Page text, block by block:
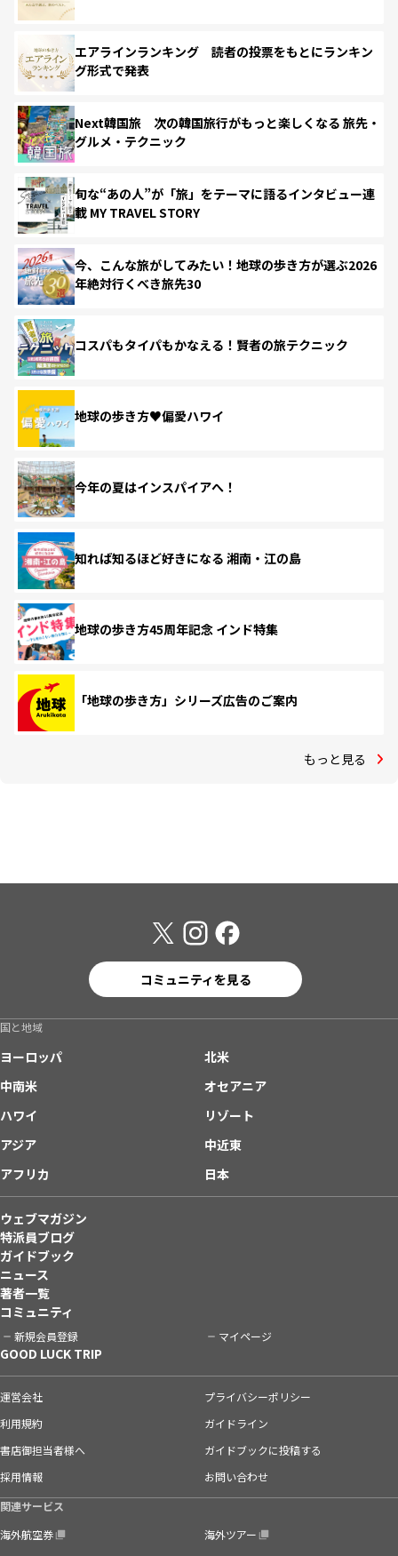
エアラインランキング 読者の投票をもとにランキン
グ形式で発表
Next韓国旅 次の韓国旅行がもっと楽しくなる 旅先・
グルメ・テクニック
旬な“あの人”が「旅」をテーマに語るインタビュー連
載 MY TRAVEL STORY
今、こんな旅がしてみたい！地球の歩き方が選ぶ2026
年絶対行くべき旅先30
コスパもタイパもかなえる！賢者の旅テクニック
地球の歩き方♥偏愛ハワイ
今年の夏はインスパイアへ！
知れば知るほど好きになる 湘南・江の島
地球の歩き方45周年記念 インド特集
「地球の歩き方」シリーズ広告のご案内
もっと見る
コミュニティを見る
国と地域
ヨーロッパ
北米
中南米
オセアニア
ハワイ
リゾート
アジア
中近東
アフリカ
日本
ウェブマガジン
特派員ブログ
ガイドブック
ニュース
著者一覧
コミュニティ
新規会員登録 マイページ
GOOD LUCK TRIP
運営会社
プライバシーポリシー
利用規約
ガイドライン
書店御担当者様へ
ガイドブックに投稿する
採用情報
お問い合わせ
関連サービス
海外航空券
海外ツアー